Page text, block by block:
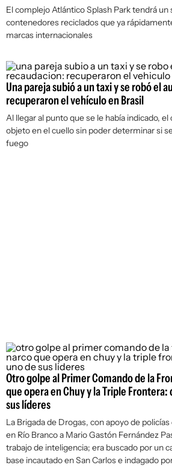
El complejo Atlántico Splash Park tendrá un
contenedores reciclados que ya
marcas internacionales
Una pareja subió a un taxi y se robó el
recuperaron el vehículo en Brasil
Al llegar al punto que se le había indicado,
objeto en el cuello sin poder determinar si
fuego
Otro golpe al Primer Comando de la
que opera en Chuy y la Triple
sus líderes
La Brigada de Drogas, con apoyo de
en Río Branco a Mario Gastón Fernández
trabajo de inteligencia; era buscado por un
base incautado en San Carlos e indagado